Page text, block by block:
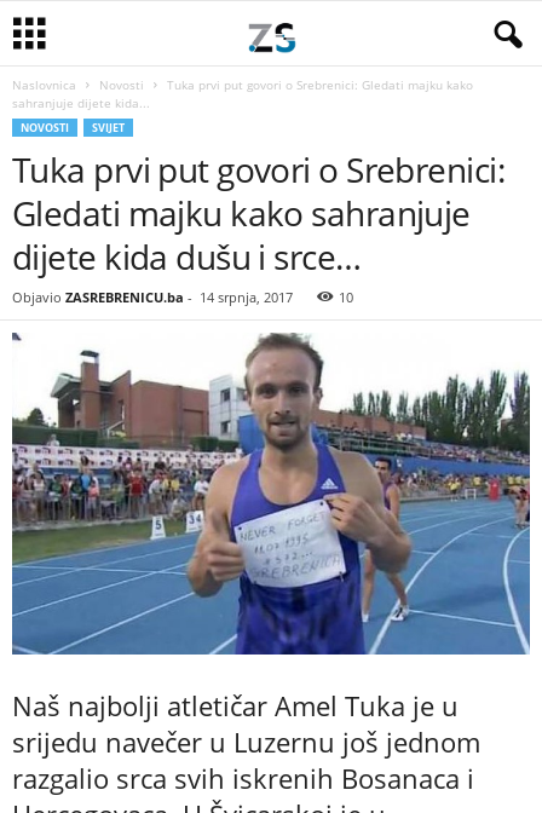
Naslovnica Novosti
Tuka prvi put govori o Srebrenici: Gledati majku kako
sahranjuje dijete kida...
NOVOSTI SVIJET
Tuka prvi put govori o Srebrenici:
Gledati majku kako sahranjuje
dijete kida dušu i srce…
Objavio ZASREBRENICU.ba - 14 srpnja, 2017 10
Naš najbolji atletičar Amel Tuka je u
srijedu navečer u Luzernu još jednom
razgalio srca svih iskrenih Bosanaca i